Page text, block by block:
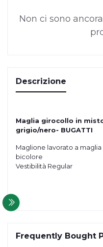
Non ci sono
Descrizione
Maglia girocollo in
grigio/nero- BUGATTI
Maglione lavorato a
bicolore
Vestibilità Regular
Frequently Bought